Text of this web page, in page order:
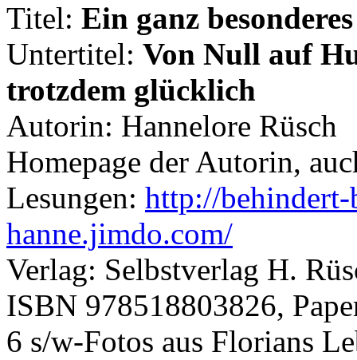
Titel: Ein ganz
Untertitel: Von Null auf
trotzdem glücklich
Autorin: Hannelore Rüsch
Homepage der Autorin,
Lesungen: http://behindert-
hanne.jimdo.com/
Verlag: Selbstverlag H.
ISBN 978518803826,
6 s/w-Fotos aus Florians